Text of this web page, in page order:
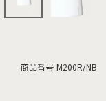
商品番号 M200R/NB